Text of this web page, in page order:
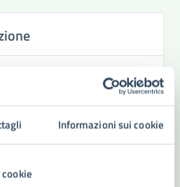
Informazioni sui cookie
- Vice Segretario
e Transizione Digitale